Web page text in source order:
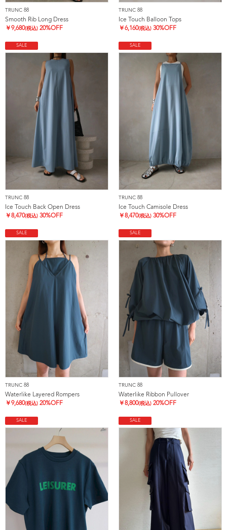
TRUNC 88
Smooth Rib Long Dress
￥9,680(税込) 20%OFF
TRUNC 88
Ice Touch Balloon Tops
￥6,160(税込) 30%OFF
SALE
TRUNC 88
Ice Touch Back Open Dress
￥8,470(税込) 30%OFF
SALE
TRUNC 88
Ice Touch Camisole Dress
￥8,470(税込) 30%OFF
SALE
TRUNC 88
Waterlike Layered Rompers
￥9,680(税込) 20%OFF
SALE
TRUNC 88
Waterlike Ribbon Pullover
￥8,800(税込) 20%OFF
SALE SALE